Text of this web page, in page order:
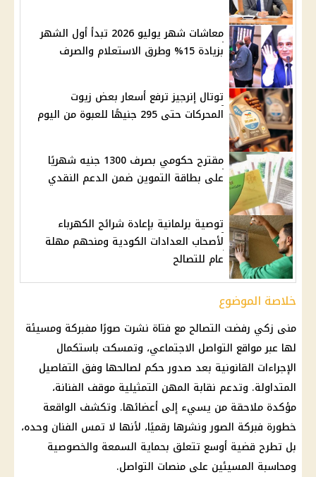
معاشات شهر يوليو 2026 تبدأ أول الشهر
بزيادة 15% وطرق الاستعلام والصرف
توتال إنرجيز ترفع أسعار بعض زيوت
المحركات حتى 295 جنيهًا للعبوة من اليوم
مقترح حكومي بصرف 1300 جنيه شهريًا
على بطاقة التموين ضمن الدعم النقدي
توصية برلمانية بإعادة شرائح الكهرباء
لأصحاب العدادات الكودية ومنحهم مهلة
عام للتصالح
خلاصة الموضوع
منى زكي رفضت التصالح مع فتاة نشرت صورًا مفبركة ومسيئة
لها عبر مواقع التواصل الاجتماعي، وتمسكت باستكمال
الإجراءات القانونية بعد صدور حكم لصالحها وفق التفاصيل
المتداولة. وتدعم نقابة المهن التمثيلية موقف الفنانة،
مؤكدة ملاحقة من يسيء إلى أعضائها. وتكشف الواقعة
خطورة فبركة الصور ونشرها رقميًا، لأنها لا تمس الفنان وحده،
بل تطرح قضية أوسع تتعلق بحماية السمعة والخصوصية
ومحاسبة المسيئين على منصات التواصل.